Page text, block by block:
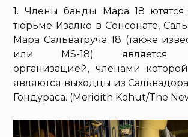
1. Члены банды Мара 18
тюрьме Изалко в Сонсонате,
Мара Сальватруча 18 (также
или MS-18) является
организацией, членами
являются выходцы из
Гондураса. (Meridith Kohut/The